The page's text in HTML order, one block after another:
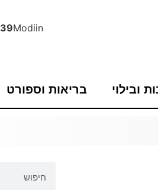
Modiin
ובילוי בריאות וספורט